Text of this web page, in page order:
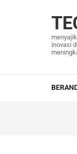
inovasi